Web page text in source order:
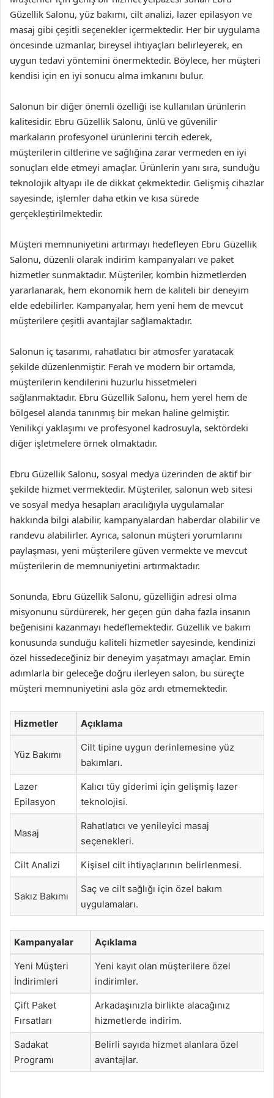
Güzellik Salonu, yüz bakımı, cilt analizi, lazer epilasyon ve
masaj gibi çeşitli seçenekler içermektedir. Her bir uygulama
öncesinde uzmanlar, bireysel ihtiyaçları belirleyerek, en
uygun tedavi yöntemini önermektedir. Böylece, her müşteri
kendisi için en iyi sonucu alma imkanını bulur.
Salonun bir diğer önemli özelliği ise kullanılan ürünlerin
kalitesidir. Ebru Güzellik Salonu, ünlü ve güvenilir
markaların profesyonel ürünlerini tercih ederek,
müşterilerin ciltlerine ve sağlığına zarar vermeden en iyi
sonuçları elde etmeyi amaçlar. Ürünlerin yanı sıra, sunduğu
teknolojik altyapı ile de dikkat çekmektedir. Gelişmiş cihazlar
sayesinde, işlemler daha etkin ve kısa sürede
gerçekleştirilmektedir.
Müşteri memnuniyetini artırmayı hedefleyen Ebru Güzellik
Salonu, düzenli olarak indirim kampanyaları ve paket
hizmetler sunmaktadır. Müşteriler, kombin hizmetlerden
yararlanarak, hem ekonomik hem de kaliteli bir deneyim
elde edebilirler. Kampanyalar, hem yeni hem de mevcut
müşterilere çeşitli avantajlar sağlamaktadır.
Salonun iç tasarımı, rahatlatıcı bir atmosfer yaratacak
şekilde düzenlenmiştir. Ferah ve modern bir ortamda,
müşterilerin kendilerini huzurlu hissetmeleri
sağlanmaktadır. Ebru Güzellik Salonu, hem yerel hem de
bölgesel alanda tanınmış bir mekan haline gelmiştir.
Yenilikçi yaklaşımı ve profesyonel kadrosuyla, sektördeki
diğer işletmelere örnek olmaktadır.
Ebru Güzellik Salonu, sosyal medya üzerinden de aktif bir
şekilde hizmet vermektedir. Müşteriler, salonun web sitesi
ve sosyal medya hesapları aracılığıyla uygulamalar
hakkında bilgi alabilir, kampanyalardan haberdar olabilir ve
randevu alabilirler. Ayrıca, salonun müşteri yorumlarını
paylaşması, yeni müşterilere güven vermekte ve mevcut
müşterilerin de memnuniyetini artırmaktadır.
Sonunda, Ebru Güzellik Salonu, güzelliğin adresi olma
misyonunu sürdürerek, her geçen gün daha fazla insanın
beğenisini kazanmayı hedeflemektedir. Güzellik ve bakım
konusunda sunduğu kaliteli hizmetler sayesinde, kendinizi
özel hissedeceğiniz bir deneyim yaşatmayı amaçlar. Emin
adımlarla bir geleceğe doğru ilerleyen salon, bu süreçte
müşteri memnuniyetini asla göz ardı etmemektedir.
Hizmetler Açıklama
Yüz Bakımı
Cilt tipine uygun derinlemesine yüz
bakımları.
Lazer
Epilasyon
Kalıcı tüy giderimi için gelişmiş lazer
teknolojisi.
Masaj
Rahatlatıcı ve yenileyici masaj
seçenekleri.
Cilt Analizi Kişisel cilt ihtiyaçlarının belirlenmesi.
Sakız Bakımı
Saç ve cilt sağlığı için özel bakım
uygulamaları.
Kampanyalar Açıklama
Yeni Müşteri
İndirimleri
Yeni kayıt olan müşterilere özel
indirimler.
Çift Paket
Fırsatları
Arkadaşınızla birlikte alacağınız
hizmetlerde indirim.
Sadakat
Programı
Belirli sayıda hizmet alanlara özel
avantajlar.